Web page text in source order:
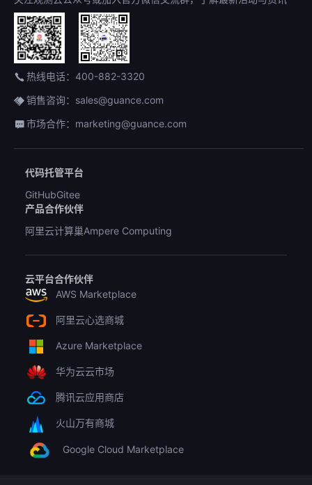
热线电话：400-882-3320
销售咨询：sales@guance.com
市场合作：marketing@guance.com
代码托管平台
GitHubGitee
产品合作伙伴
阿里云计算巢Ampere Computing
云平台合作伙伴
AWS Marketplace
阿里云心选商城
Azure Marketplace
华为云云市场
腾讯云应用商店
火山万有商城
Google Cloud Marketplace